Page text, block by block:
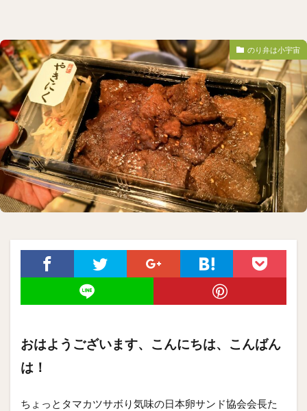
のり弁は小宇宙
おはようございます、こんにちは、こんばん
は！
ちょっとタマカツサボり気味の日本卵サンド協会会長た